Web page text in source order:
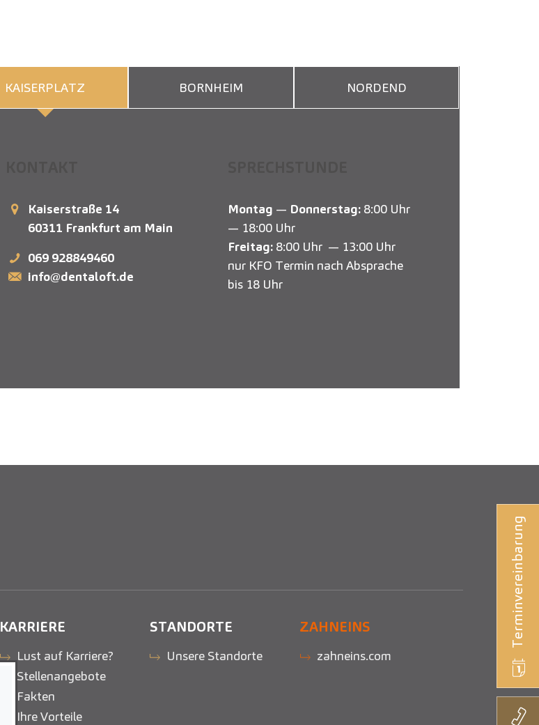
KAISERPLATZ BORNHEIM NORDEND
Kaiserstraße 14
60311 Frankfurt am Main
069 928849460
info@dentaloft.de
Montag — Donnerstag:8:00 Uhr
— 18:00 Uhr
Freitag: 8:00 Uhr — 13:00 Uhr
nur KFO Termin nach Absprache
bis 18 Uhr
KARRIERE
Lust auf Karriere?
Stellenangebote
Fakten
Ihre Vorteile
STANDORTE
Unsere Standorte
ZAHNEINS
zahneins.com
Terminvereinbarung